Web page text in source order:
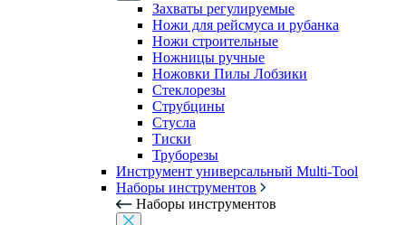
Захваты регулируемые
Ножи для рейсмуса и рубанка
Ножи строительные
Ножницы ручные
Ножовки Пилы Лобзики
Стеклорезы
Струбцины
Стусла
Тиски
Труборезы
Инструмент универсальный Multi-Tool
Наборы инструментов
Наборы инструментов